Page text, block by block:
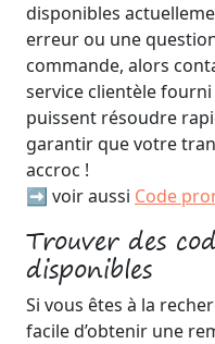
disponibles
erreur ou une
commande, alors
service clientèle
puissent résoudre
garantir que votre
accroc !
➡️ voir aussi Code
Trouver des
disponibles
Si vous êtes à la
facile d’obtenir une